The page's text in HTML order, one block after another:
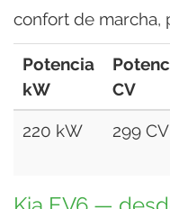
confort de marcha,
Potencia
kW
CV
220 kW 299 CV